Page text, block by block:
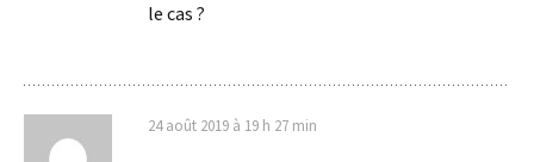
le cas ?
24 août 2019 à 19 h 27 min